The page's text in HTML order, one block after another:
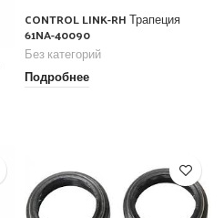
CONTROL LINK-RH Трапеция
61NA-40090
Без категорий
Подробнее